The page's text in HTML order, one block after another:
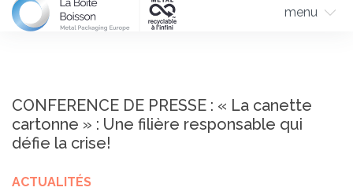
menu
CONFERENCE DE PRESSE : « La canette
cartonne » : Une filière responsable qui
défie la crise!
ACTUALITÉS